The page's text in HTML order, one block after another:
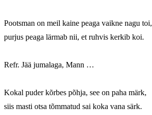
Pootsman on meil kaine peaga vaikne nagu toi,
purjus peaga lärmab nii, et ruhvis kerkib koi.
Refr. Jää jumalaga, Mann …
Kokal puder kõrbes põhja, see on paha märk,
siis masti otsa tõmmatud sai koka vana särk.